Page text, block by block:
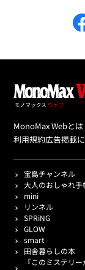
MonoMax Webと
利用規約広告掲載
宝島チャンネル
大人のおしゃれ手
mini
リンネル
SPRiNG
GLOW
smart
田舎暮らしの本
『このミステリ